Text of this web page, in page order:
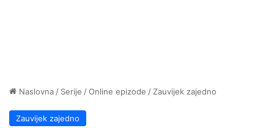
Naslovna / Serije /Online epizode / Zauvijek zajedno
Zauvijek zajedno